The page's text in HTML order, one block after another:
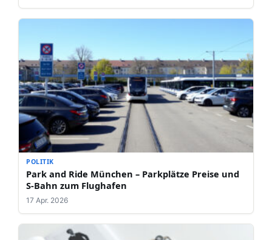
POLITIK
Park and Ride München – Parkplätze Preise und
S-Bahn zum Flughafen
17 Apr. 2026